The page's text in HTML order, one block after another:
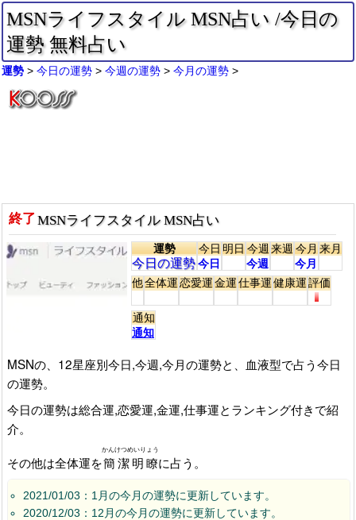
MSNライフスタイル MSN占い /今日の
運勢 無料占い
運勢 今日の運勢 今週の運勢 今月の運勢
終了 MSNライフスタイル MSN占い
運勢
今日の運勢
今日
今日
明日今週
今週
来週今月
今月
来月
他全体運恋愛運金運仕事運健康運評価
通知
通知
MSNの、12星座別今日,今週,今月の運勢と、血液型で占う今日
の運勢。
今日の運勢は総合運,恋愛運,金運,仕事運とランキング付きで紹
介。
その他は全体運を簡潔明瞭
かんけつめいりょう
に占う。
2021/01/03：1月の今月の運勢に更新しています。
2020/12/03：12月の今月の運勢に更新しています。